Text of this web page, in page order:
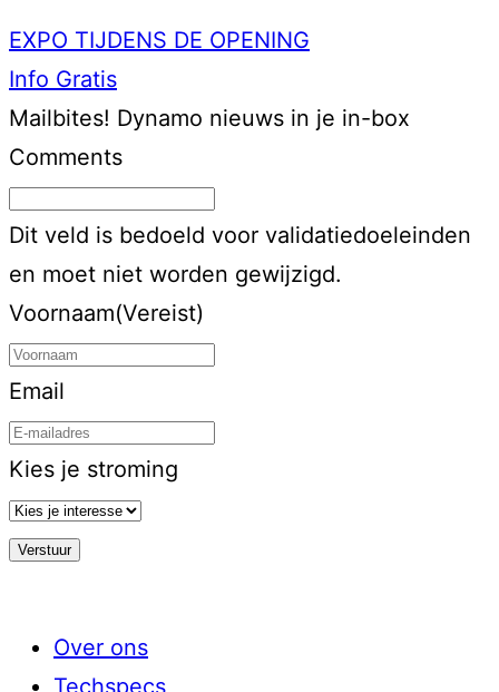
EXPO TIJDENS DE OPENING
Info Gratis
Mailbites! Dynamo nieuws in je in-box
Comments
Dit veld is bedoeld voor validatiedoeleinden
en moet niet worden gewijzigd.
Voornaam(Vereist)
Email
Kies je stroming
Over ons
Techspecs